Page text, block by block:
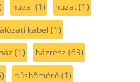
huzal (1) huzat(1)
kábel (1)
ház (1) házrész (63)
húshőmérő(1)